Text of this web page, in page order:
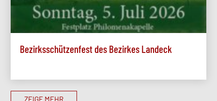
Bezirksschützenfest des Bezirkes Landeck
ZEIGE MEHR